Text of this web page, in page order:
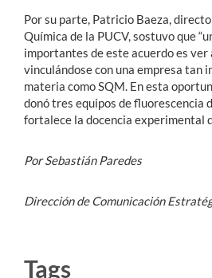
Por su parte, Patricio Baeza,
Química de la PUCV, sostuvo que
importantes de este acuerdo es ver
vinculándose con una empresa tan
materia como SQM. En esta
donó tres equipos de fluorescencia
fortalece la docencia experimental
Por Sebastián Paredes
Dirección de Comunicación
Tags